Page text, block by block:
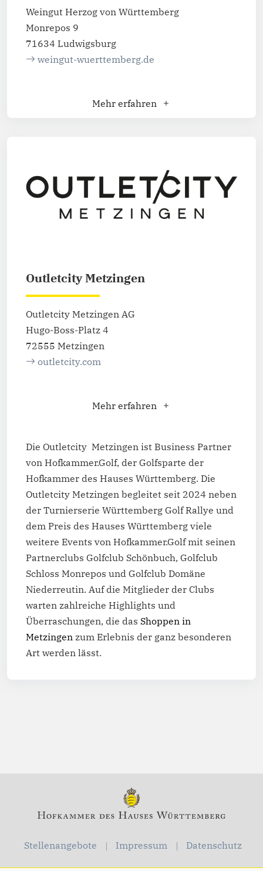
Weingut Herzog von Württemberg
Monrepos 9
71634 Ludwigsburg
weingut-wuerttemberg.de
Mehr erfahren
Outletcity Metzingen
Outletcity Metzingen AG
Hugo-Boss-Platz 4
72555 Metzingen
outletcity.com
Mehr erfahren
Die Outletcity Metzingen ist Business Partner
von Hofkammer.Golf, der Golfsparte der
Hofkammer des Hauses Württemberg. Die
Outletcity Metzingen begleitet seit 2024 neben
der Turnierserie Württemberg Golf Rallye und
dem Preis des Hauses Württemberg viele
weitere Events von Hofkammer.Golf mit seinen
Partnerclubs Golfclub Schönbuch, Golfclub
Schloss Monrepos und Golfclub Domäne
Niederreutin. Auf die Mitglieder der Clubs
warten zahlreiche Highlights und
Überraschungen, die das Shoppen in
Metzingen zum Erlebnis der ganz besonderen
Art werden lässt.
Stellenangebote Impressum Datenschutz